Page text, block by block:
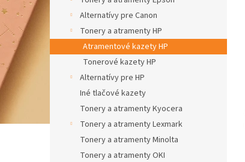
Alternatívy pre Canon
Tonery a atramenty HP
Atramentové kazety HP
Tonerové kazety HP
Alternatívy pre HP
Iné tlačové kazety
Tonery a atramenty Kyocera
Tonery a atramenty Lexmark
Tonery a atramenty Minolta
Tonery a atramenty OKI